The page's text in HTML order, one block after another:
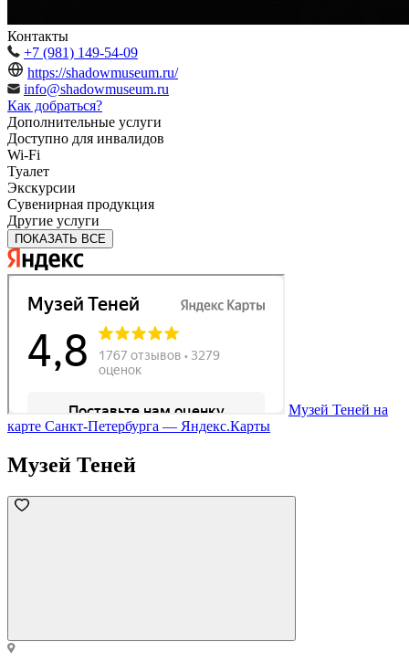
Контакты
+7 (981) 149-54-09
https://shadowmuseum.ru/
info@shadowmuseum.ru
Как добраться?
Дополнительные услуги
Доступно для инвалидов
Wi-Fi
Туалет
Экскурсии
Сувенирная продукция
Другие услуги
ПОКАЗАТЬ ВСЕ
Музей Теней на
карте Санкт‑Петербурга — Яндекс.Карты
Музей Теней